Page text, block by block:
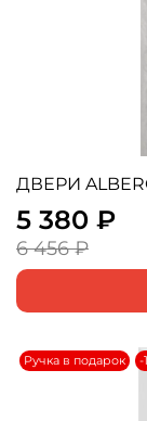
5 380 ₽
6 456 ₽
Ручка в подарок -